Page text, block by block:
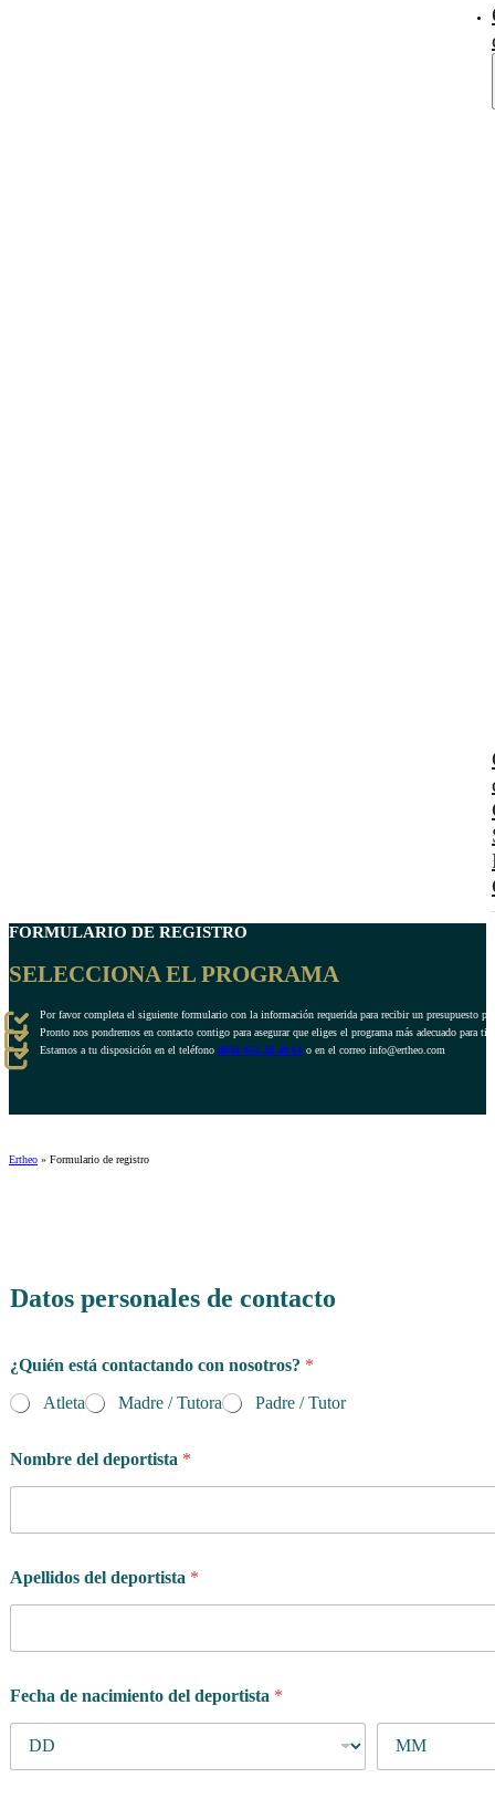
FORMULARIO DE REGISTRO
SELECCIONA EL PROGRAMA
Por favor completa el siguiente formulario con la información requerida para recibir un presupuesto
Pronto nos pondremos en contacto contigo para asegurar que eliges el programa más adecuado para ti.
Estamos a tu disposición en el teléfono 0034 951 20 40 61 o en el correo info@ertheo.com
Ertheo » Formulario de registro
Datos personales de contacto
s
s
i
d
¿Quién está contactando con nosotros? *
Atleta
Madre / Tutora Padre / Tutor
Nombre del deportista *
Apellidos del deportista *
Fecha de nacimiento del deportista *